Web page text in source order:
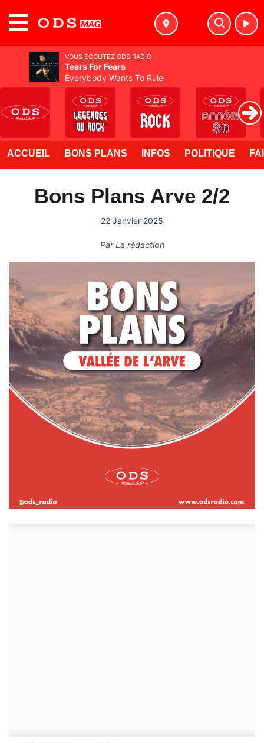
ACCUEIL BONS PLANS INFOS POLITIQUE
Bons Plans Arve 2/2
22 Janvier 2025
ParLa rédaction
VOUS ÉCOUTEZ ODS RADIO
Tears For Fears
Everybody Wants To Rule